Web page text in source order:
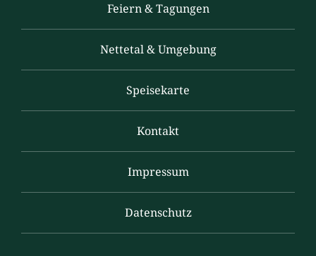
Feiern & Tagungen
Nettetal & Umgebung
Speisekarte
Kontakt
Impressum
Datenschutz